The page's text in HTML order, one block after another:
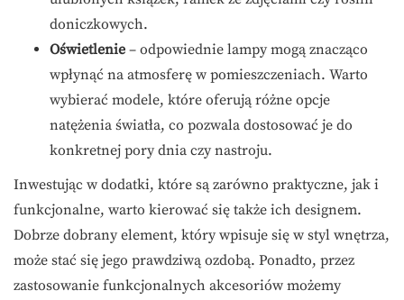
doniczkowych.
Oświetlenie – odpowiednie lampy mogą znacząco
wpłynąć na atmosferę w pomieszczeniach. Warto
wybierać modele, które oferują różne opcje
natężenia światła, co pozwala dostosować je do
konkretnej pory dnia czy nastroju.
Inwestując w dodatki, które są zarówno praktyczne, jak i
funkcjonalne, warto kierować się także ich designem.
Dobrze dobrany element, który wpisuje się w styl wnętrza,
może stać się jego prawdziwą ozdobą. Ponadto, przez
zastosowanie funkcjonalnych akcesoriów możemy